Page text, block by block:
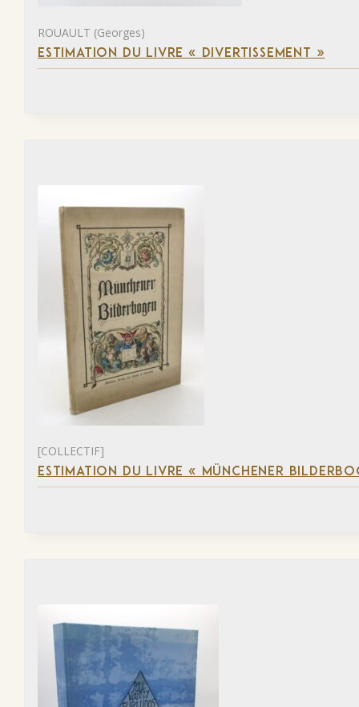
ROUAULT (Georges)
ESTIMATION DU LIVRE « DIVERTISSEMENT »
[COLLECTIF]
ESTIMATION DU LIVRE « MÜNCHENER